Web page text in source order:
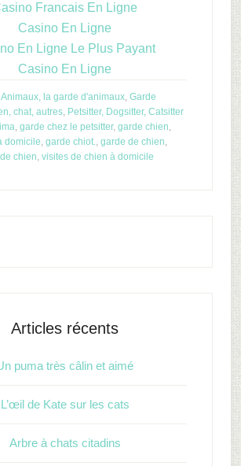
Francais En Ligne
Casino En Ligne
En Ligne Le Plus Payant
Casino En Ligne
Animaux, la garde d'animaux, Garde
chat, autres, Petsitter, Dogsitter, Catsitter
, garde chez le petsitter, garde chien,
domicile, garde chiot., garde de chien,
chien, visites de chien à domicile
Articles récents
puma très câlin et aimé
L’œil de Kate sur les cats
Arbre à chats citadins